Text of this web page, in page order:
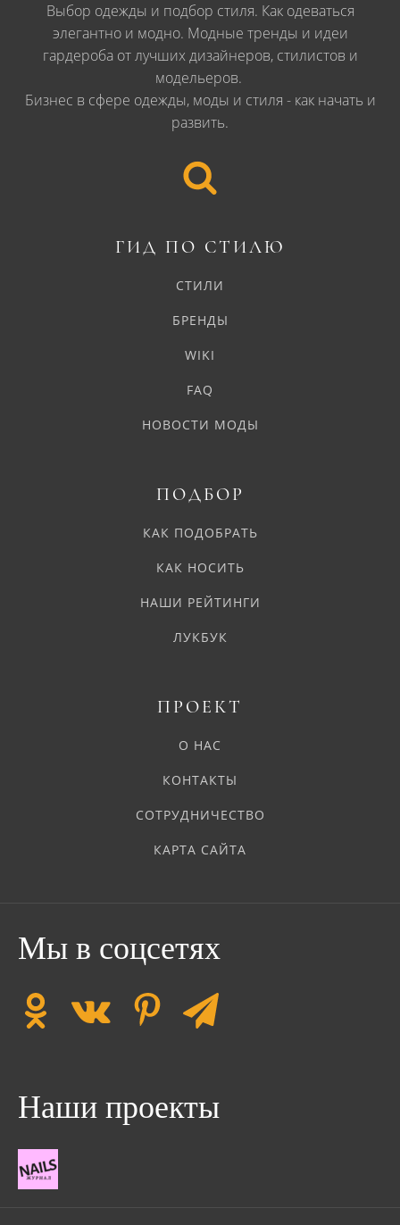
Выбор одежды и подбор стиля. Как одеваться
элегантно и модно. Модные тренды и идеи
гардероба от лучших дизайнеров, стилистов и
модельеров.
Бизнес в сфере одежды, моды и стиля - как начать и
развить.
ГИД ПО СТИЛЮ
СТИЛИ
БРЕНДЫ
WIKI
FAQ
НОВОСТИ МОДЫ
ПОДБОР
КАК ПОДОБРАТЬ
КАК НОСИТЬ
НАШИ РЕЙТИНГИ
ЛУКБУК
ПРОЕКТ
О НАС
КОНТАКТЫ
СОТРУДНИЧЕСТВО
КАРТА САЙТА
Мы в соцсетях
Наши проекты